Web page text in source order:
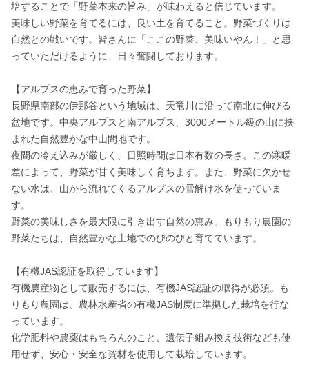
培することで「野菜本来の旨み」が味わえると信じています。
美味しい野菜を育てるには、良い土を育てること。野菜づくりは
自然との戦いです。皆さんに「ここの野菜、美味いやん！」と思
っていただけるように、日々奮闘しております。
【アルプスの恵みで育った野菜】
長野県南部の伊那谷という地域は、天竜川に沿って南北に伸びる
盆地です。中央アルプスと南アルプス、3000メートル級の山に挟
まれた自然豊かな中山間地です。
夜間の冷え込みが厳しく、日照時間は日本有数の長さ。この寒暖
差によって、野菜が甘く美味しく育ちます。また、野菜に欠かせ
ない水は、山から流れてくるアルプスの雪解け水を使っていま
す。
野菜の美味しさを最大限に引き出す自然の恵み。もりもり農園の
野菜たちは、自然豊かな土地でのびのびと育てています。
【有機JAS認証を取得しています】
有機農産物として販売するには、有機JAS認証の取得が必須。も
りもり農園は、農林水産省の有機JAS制度に準拠した栽培を行な
っています。
化学肥料や農薬はもちろんのこと、遺伝子組み換え技術なども使
用せず、安心・安全な資材を使用して栽培しています。